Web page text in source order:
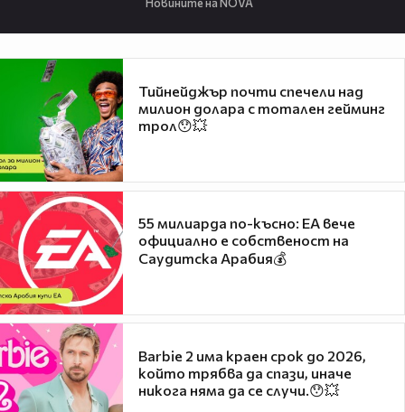
Новините на NOVA
Тийнейджър почти спечели над
милион долара с тотален гейминг
трол😯💥
55 милиарда по-късно: EA вече
официално е собственост на
Саудитска Арабия💰
Barbie 2 има краен срок до 2026,
който трябва да спази, иначе
никога няма да се случи.😯💥